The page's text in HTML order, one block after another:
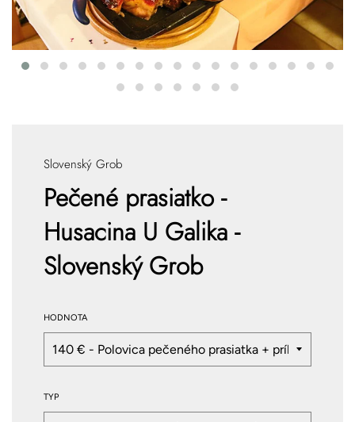
Slovenský Grob
Pečené prasiatko -
Husacina U Galika -
Slovenský Grob
HODNOTA
TYP